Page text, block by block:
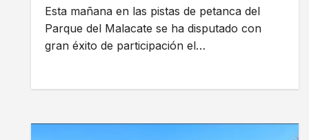
Esta mañana en las pistas de petanca del
Parque del Malacate se ha disputado con
gran éxito de participación el…